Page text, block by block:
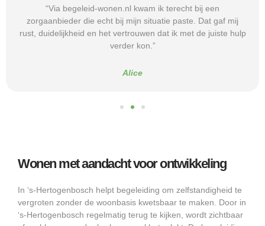
“Via begeleid-wonen.nl kwam ik terecht bij een
zorgaanbieder die echt bij mijn situatie paste. Dat gaf mij
rust, duidelijkheid en het vertrouwen dat ik met de juiste hulp
verder kon.”
Alice
Wonen met aandacht voor ontwikkeling
In ‘s-Hertogenbosch helpt begeleiding om zelfstandigheid te
vergroten zonder de woonbasis kwetsbaar te maken. Door in
‘s-Hertogenbosch regelmatig terug te kijken, wordt zichtbaar